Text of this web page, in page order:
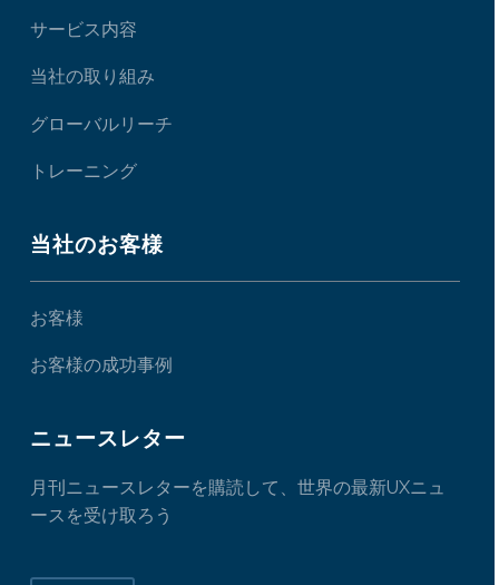
サービス内容
当社の取り組み
グローバルリーチ
トレーニング
当社のお客様
お客様
お客様の成功事例
ニュースレター
月刊ニュースレターを購読して、世界の最新UXニュ
ースを受け取ろう